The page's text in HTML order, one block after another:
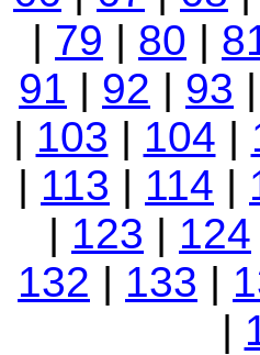
| 79 | 80 |
91 | 92 | 93 |
| 103 | 104 |
| 113 | 114 |
| 123 | 124
132 | 133 |
|